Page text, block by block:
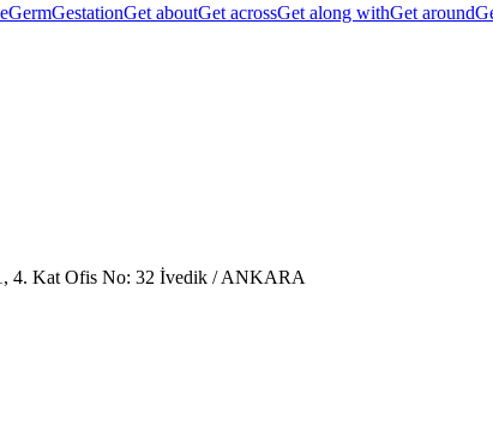
GermGestationGet aboutGet acrossGet along withGet around
4. Kat Ofis No: 32 İvedik / ANKARA